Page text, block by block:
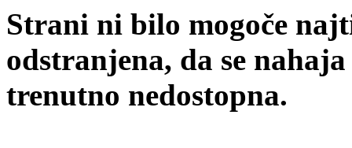
Strani ni bilo mogoče
odstranjena, da se
trenutno nedostopna.